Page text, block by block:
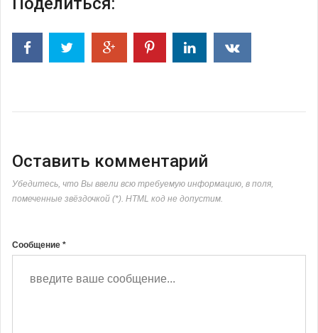
Оставить комментарий
Убедитесь, что Вы ввели всю требуемую информацию, в поля,
помеченные звёздочкой (*). HTML код не допустим.
Сообщение *